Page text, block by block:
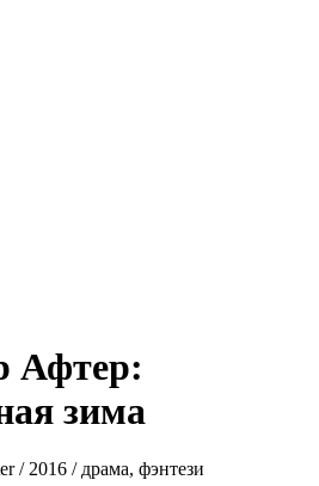
Афтер:
зима
/ 2016 / драма, фэнтези